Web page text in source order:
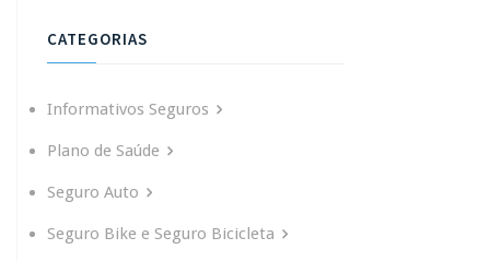
CATEGORIAS
Informativos Seguros
Plano de Saúde
Seguro Auto
Seguro Bike e Seguro Bicicleta